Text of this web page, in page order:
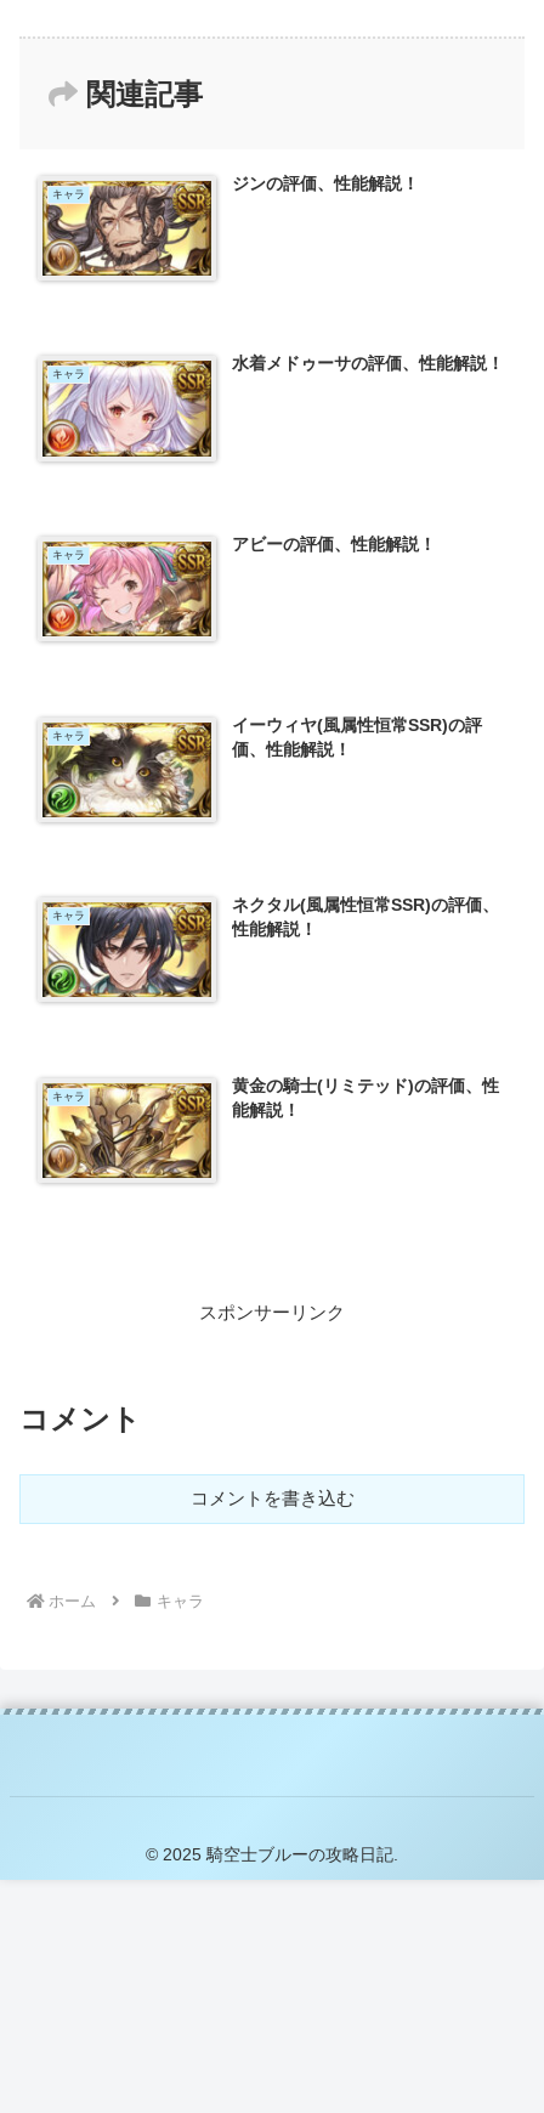
関連記事
キャラ
ジンの評価、性能解説！
キャラ
水着メドゥーサの評価、性能解説！
キャラ
アビーの評価、性能解説！
キャラ
イーウィヤ(風属性恒常SSR)の評
価、性能解説！
キャラ
ネクタル(風属性恒常SSR)の評価、
性能解説！
キャラ
黄金の騎士(リミテッド)の評価、性
能解説！
スポンサーリンク
コメント
コメントを書き込む
ホーム キャラ
© 2025 騎空士ブルーの攻略日記.